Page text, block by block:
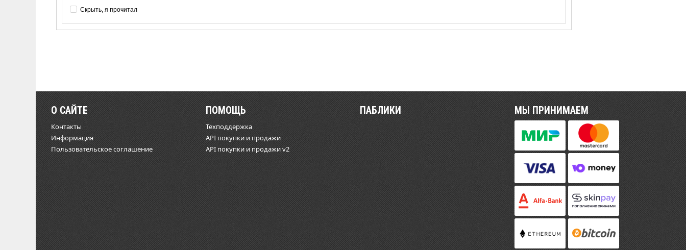
Скрыть, я прочитал
О САЙТЕ
Контакты
Информация
Пользовательское соглашение
ПОМОЩЬ
Техподдержка
API покупки и продажи
API покупки и продажи v2
ПАБЛИКИ МЫ ПРИНИМАЕМ